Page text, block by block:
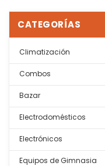
CATEGORÍAS
Climatización
Combos
Bazar
Electrodomésticos
Electrónicos
Equipos de Gimnasia